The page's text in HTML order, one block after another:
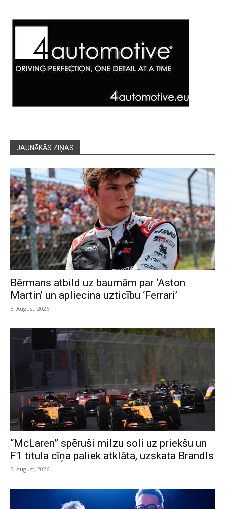
JAUNĀKĀS ZIŅAS
Bērmans atbild uz baumām par ‘Aston
Martin’ un apliecina uzticību ‘Ferrari’
5. August, 2026
“McLaren” spēruši milzu soli uz priekšu un
F1 titula cīņa paliek atklāta, uzskata Brandls
5. August, 2026